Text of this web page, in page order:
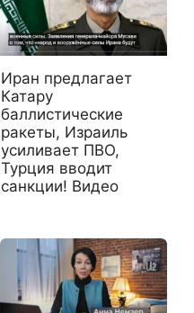
Иран предлагает
Катару
баллистические
ракеты, Израиль
усиливает ПВО,
Турция вводит
санкции! Видео